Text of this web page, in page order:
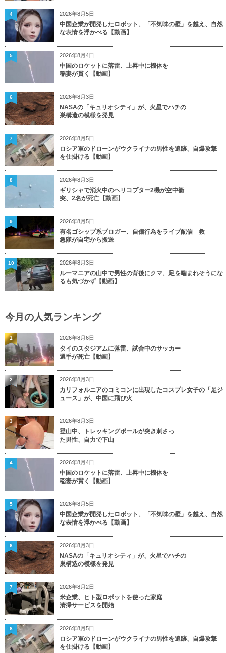
2026年8月5日
中国企業が開発したロボット、「不気味の壁」を越え、自然
な表情を浮かべる【動画】
4
2026年8月4日
中国のロケットに落雷、上昇中に機体を
稲妻が貫く【動画】
5
2026年8月3日
NASAの「キュリオシティ」が、火星でハチの
巣構造の模様を発見
6
2026年8月5日
ロシア軍のドローンがウクライナの男性を追跡、自爆攻撃
を仕掛ける【動画】
7
2026年8月3日
ギリシャで消火中のヘリコプター2機が空中衝
突、2名が死亡【動画】
8
2026年8月5日
有名ゴシップ系ブロガー、自傷行為をライブ配信 救
急隊が自宅から搬送
9
2026年8月3日
ルーマニアの山中で男性の背後にクマ、足を噛まれそうにな
るも気づかず【動画】
10
今月の人気ランキング
2026年8月6日
タイのスタジアムに落雷、試合中のサッカー
選手が死亡【動画】
1
2026年8月3日
カリフォルニアのコミコンに出現したコスプレ女子の「足ジ
ュース」が、中国に飛び火
2
2026年8月3日
登山中、トレッキングポールが突き刺さっ
た男性、自力で下山
3
2026年8月4日
中国のロケットに落雷、上昇中に機体を
稲妻が貫く【動画】
4
2026年8月5日
中国企業が開発したロボット、「不気味の壁」を越え、自然
な表情を浮かべる【動画】
5
2026年8月3日
NASAの「キュリオシティ」が、火星でハチの
巣構造の模様を発見
6
2026年8月2日
米企業、ヒト型ロボットを使った家庭
清掃サービスを開始
7
2026年8月5日
ロシア軍のドローンがウクライナの男性を追跡、自爆攻撃
を仕掛ける【動画】
8